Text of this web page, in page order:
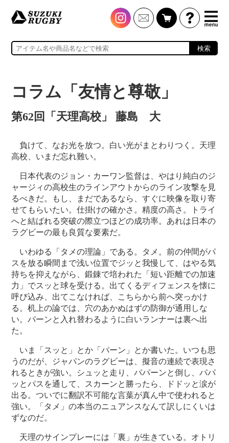
検索
コラム「友情と尊敬」
第62回「天理高校」 藤島 大
負けて、なお光を放つ。白い光がまとわりつく。天理
高校、いまだ忘れ難い。
日本代表のジョン・カーワン監督は、やはり純白のジ
ャージィの高校生のラインアウトからのライン攻撃を見
るべきだ。もし、まだであるなら、すぐに映像を取り寄
せてもらいたい。仕掛けの確かさ。精度の高さ。トライ
へと結ばれる突破の際立つほどの成功率。あれは日本の
ラグビーの最も良質な要素だ。
いわゆる「タメの理論」である。タメ。前の仲間がパ
スを放る瞬間まで浅い位置でジッと我慢して、はやる気
持ちを抑えながら、鍛錬で培われた「短い距離での加速
力」でスッと球を受ける。出てくるディフェンスを懐に
呼び込み、出てこなければ、こちらから前へ突っかけ
る。机上の論では、穴のあかぬはずの防御が通用しな
い。パーンと入れ替わるように白いランナーは裏へ出
た。
いま「スッと」とか「パーン」とか書いた。いつも思
うのだが、ジャパンのラグビーは、擬音の連続で表現さ
れるときが強い。シュッと走り、パパーンと倒し、パパ
ッとパスを通して、スカーンと勝ったら、ドドッと涙が
出る。ついでに翻訳不可能な言葉が真ん中で使われると
強い。「タメ」の本当のニュアンスなんて訳しにくいは
ずなのだ。
天理のサインプレーには「裏」が生きている。オトリ